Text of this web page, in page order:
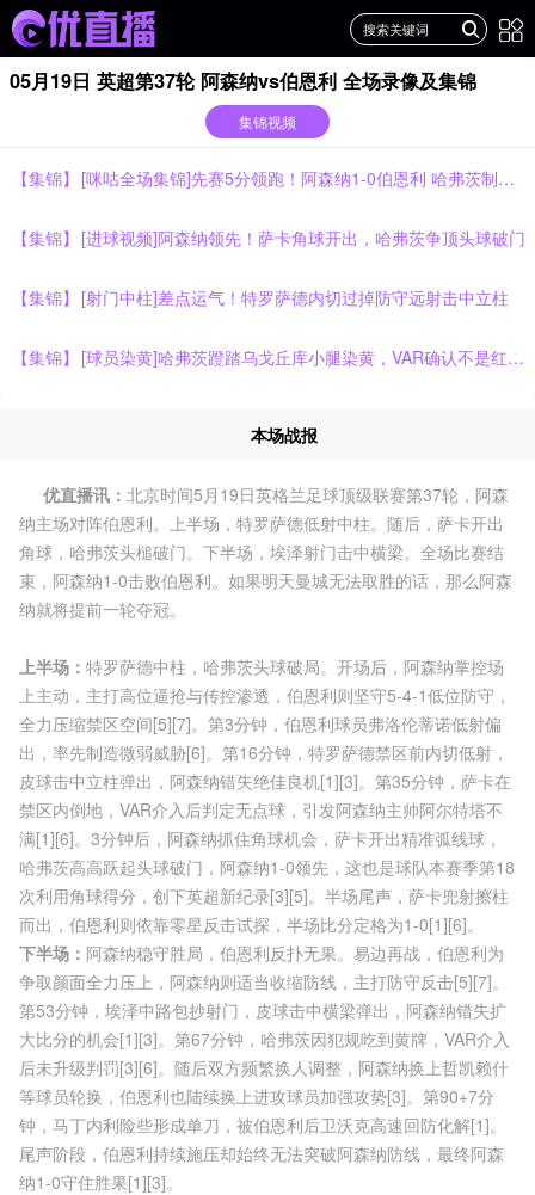
05月19日 英超第37轮 阿森纳vs伯恩利 全场录像及集锦
集锦视频
【集锦】 [咪咕全场集锦]先赛5分领跑！阿森纳1-0伯恩利 哈弗茨制胜+蹬踏染黄 萨卡献助攻
【集锦】 [进球视频]阿森纳领先！萨卡角球开出，哈弗茨争顶头球破门
【集锦】 [射门中柱]差点运气！特罗萨德内切过掉防守远射击中立柱
【集锦】 [球员染黄]哈弗茨蹬踏乌戈丘库小腿染黄，VAR确认不是红牌动作
本场战报
优直播讯： 北京时间5月19日英格兰足球顶级联赛第37轮，阿森
纳主场对阵伯恩利。上半场，特罗萨德低射中柱。随后，萨卡开出
角球，哈弗茨头槌破门。下半场，埃泽射门击中横梁。全场比赛结
束，阿森纳1-0击败伯恩利。如果明天曼城无法取胜的话，那么阿森
纳就将提前一轮夺冠。
上半场： 特罗萨德中柱，哈弗茨头球破局。开场后，阿森纳掌控场
上主动，主打高位逼抢与传控渗透，伯恩利则坚守5-4-1低位防守，
全力压缩禁区空间[5][7]。第3分钟，伯恩利球员弗洛伦蒂诺低射偏
出，率先制造微弱威胁[6]。第16分钟，特罗萨德禁区前内切低射，
皮球击中立柱弹出，阿森纳错失绝佳良机[1][3]。第35分钟，萨卡在
禁区内倒地，VAR介入后判定无点球，引发阿森纳主帅阿尔特塔不
满[1][6]。3分钟后，阿森纳抓住角球机会，萨卡开出精准弧线球，
哈弗茨高高跃起头球破门，阿森纳1-0领先，这也是球队本赛季第18
次利用角球得分，创下英超新纪录[3][5]。半场尾声，萨卡兜射擦柱
而出，伯恩利则依靠零星反击试探，半场比分定格为1-0[1][6]。
下半场： 阿森纳稳守胜局，伯恩利反扑无果。易边再战，伯恩利为
争取颜面全力压上，阿森纳则适当收缩防线，主打防守反击[5][7]。
第53分钟，埃泽中路包抄射门，皮球击中横梁弹出，阿森纳错失扩
大比分的机会[1][3]。第67分钟，哈弗茨因犯规吃到黄牌，VAR介入
后未升级判罚[3][6]。随后双方频繁换人调整，阿森纳换上哲凯赖什
等球员轮换，伯恩利也陆续换上进攻球员加强攻势[3]。第90+7分
钟，马丁内利险些形成单刀，被伯恩利后卫沃克高速回防化解[1]。
尾声阶段，伯恩利持续施压却始终无法突破阿森纳防线，最终阿森
纳1-0守住胜果[1][3]。